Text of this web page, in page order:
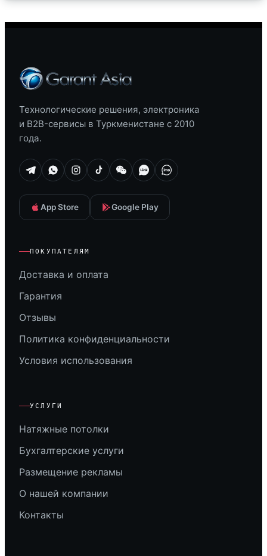
Технологические решения, электроника
и B2B-сервисы в Туркменистане с 2010
года.
App Store Google Play
ПОКУПАТЕЛЯМ
Доставка и оплата
Гарантия
Отзывы
Политика конфиденциальности
Условия использования
УСЛУГИ
Натяжные потолки
Бухгалтерские услуги
Размещение рекламы
О нашей компании
Контакты